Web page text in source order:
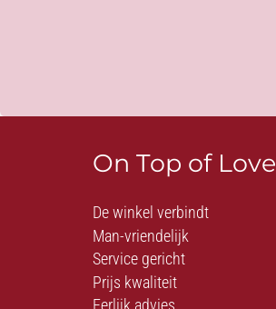
On Top of Love
De winkel verbindt
Man-vriendelijk
Service gericht
Prijs kwaliteit